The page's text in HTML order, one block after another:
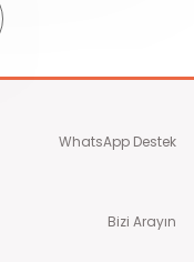
WhatsApp Destek
Bizi Arayın